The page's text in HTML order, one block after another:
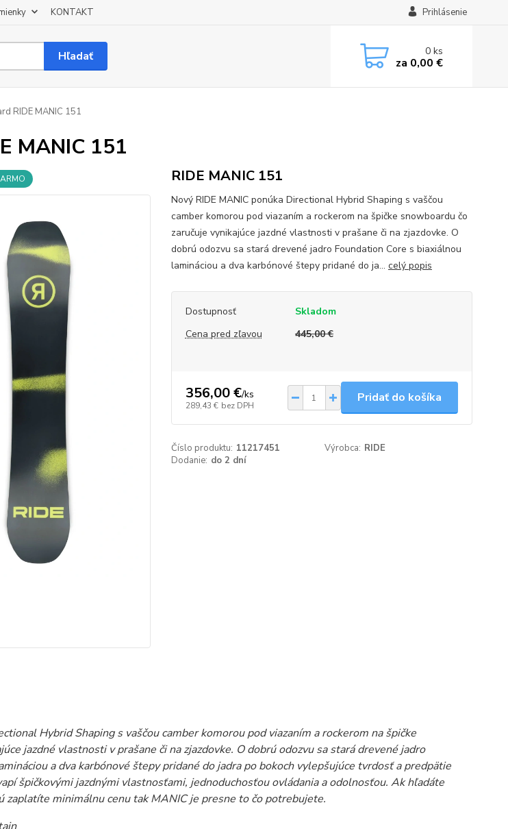
KONTAKT Prihlásenie
Hľadať 0ks
za 0,00 €
RIDE MANIC 151
MANIC 151
RIDE MANIC 151
Nový RIDE MANIC ponúka Directional Hybrid Shaping s vaščou
camber komorou pod viazaním a rockerom na špičke snowboardu čo
zaručuje vynikajúce jazdné vlastnosti v prašane či na zjazdovke. O
dobrú odozvu sa stará drevené jadro Foundation Core s biaxiálnou
lamináciou a dva karbónové štepy pridané do ja... celý popis
Dostupnosť
Skladom
Cena pred zľavou
445,00 €
356,00 €/ks
289,43 € bez DPH
Pridať do košíka
Číslo produktu: 11217451 Výrobca: RIDE
Dodanie: do 2 dní
Hybrid Shaping s vaščou camber komorou pod viazaním a rockerom na špičke
jazdné vlastnosti v prašane či na zjazdovke. O dobrú odozvu sa stará drevené jadro
a dva karbónové štepy pridané do jadra po bokoch vylepšujúce tvrdosť a predpätie
špičkovými jazdnými vlastnosťami, jednoduchosťou ovládania a odolnosťou. Ak hľadáte
zaplatíte minimálnu cenu tak MANIC je presne to čo potrebujete.